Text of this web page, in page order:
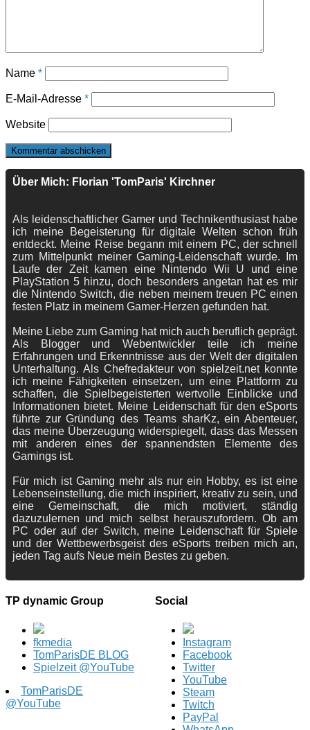
Name *
E-Mail-Adresse *
Website
Über Mich: Florian 'TomParis' Kirchner
Als leidenschaftlicher Gamer und Technikenthusiast habe
ich meine Begeisterung für digitale Welten schon früh
entdeckt. Meine Reise begann mit einem PC, der schnell
zum Mittelpunkt meiner Gaming-Leidenschaft wurde. Im
Laufe der Zeit kamen eine Nintendo Wii U und eine
PlayStation 5 hinzu, doch besonders angetan hat es mir
die Nintendo Switch, die neben meinem treuen PC einen
festen Platz in meinem Gamer-Herzen gefunden hat.
Meine Liebe zum Gaming hat mich auch beruflich geprägt.
Als Blogger und Webentwickler teile ich meine
Erfahrungen und Erkenntnisse aus der Welt der digitalen
Unterhaltung. Als Chefredakteur von spielzeit.net konnte
ich meine Fähigkeiten einsetzen, um eine Plattform zu
schaffen, die Spielbegeisterten wertvolle Einblicke und
Informationen bietet. Meine Leidenschaft für den eSports
führte zur Gründung des Teams sharKz, ein Abenteuer,
das meine Überzeugung widerspiegelt, dass das Messen
mit anderen eines der spannendsten Elemente des
Gamings ist.
Für mich ist Gaming mehr als nur ein Hobby, es ist eine
Lebenseinstellung, die mich inspiriert, kreativ zu sein, und
eine Gemeinschaft, die mich motiviert, ständig
dazuzulernen und mich selbst herauszufordern. Ob am
PC oder auf der Switch, meine Leidenschaft für Spiele
und der Wettbewerbsgeist des eSports treiben mich an,
jeden Tag aufs Neue mein Bestes zu geben.
TP dynamic Group
fkmedia
TomParisDE BLOG
Spielzeit @YouTube
TomParisDE
@YouTube
Social
Instagram
Facebook
Twitter
YouTube
Steam
Twitch
PayPal